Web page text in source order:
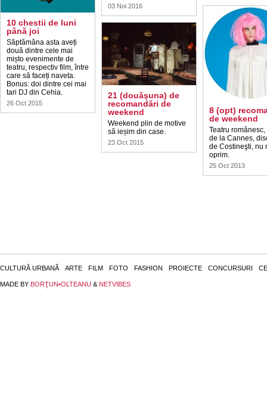
10 chestii de luni
până joi
Săptămâna asta aveți
două dintre cele mai
mișto evenimente de
teatru, respectiv film, între
care să faceți naveta.
Bonus: doi dintre cei mai
tari DJ din Cehia.
26 Oct 2015
03 Noi 2016
21 (douăşuna) de
recomandări de
weekend
Weekend plin de motive
să ieșim din case.
23 Oct 2015
8 (opt)
de weekend
Teatru românesc,
de la Cannes,
de Costineşti, nu
oprim.
25 Oct 2013
CULTURĂ URBANĂ ARTE FILM FOTO FASHION PROIECTE CONCURSURI
MADE BY BORŢUN•OLTEANU & NETVIBES